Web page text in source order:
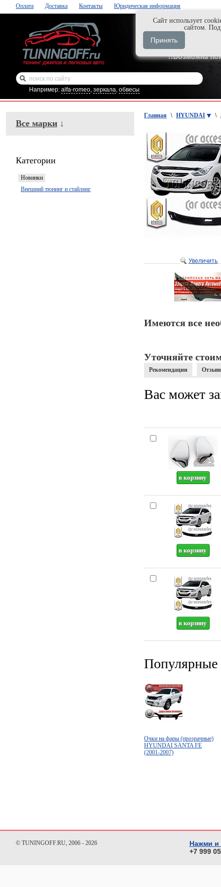
Оплата Доставка Контакты Юридическая информация
Нажми и
+7-929-495-
!!Возможна
Например: alfa-romeo, зеркала, обвесы
Все марки ↓
Категории
Новинки
Внешний тюнинг и стайлинг
Главная \ HYUNDAI \
Увеличить
Имеются все
Уточняйте
Рекомендации
Вас может
Популярные
Очки на фары (прозрачные)
HYUNDAI SANTA FE
(2001-2007)
© TUNINGOFF.RU, 2006 - 2026
Нажми и
+7 999
Cайт использует
сайтом.
Принять